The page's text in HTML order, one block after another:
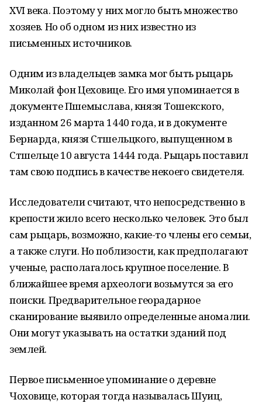
XVI века. Поэтому у них могло быть множество
хозяев. Но об одном из них известно из
письменных источников.
Одним из владельцев замка мог быть рыцарь
Миколай фон Цеховице. Его имя упоминается в
документе Пшемыслава, князя Тошекского,
изданном 26 марта 1440 года, и в документе
Бернарда, князя Стшельцкого, выпущенном в
Стшельце 10 августа 1444 года. Рыцарь поставил
там свою подпись в качестве некоего свидетеля.
Исследователи считают, что непосредственно в
крепости жило всего несколько человек. Это был
сам рыцарь, возможно, какие-то члены его семьи,
а также слуги. Но поблизости, как предполагают
ученые, располагалось крупное поселение. В
ближайшее время археологи возьмутся за его
поиски. Предварительное георадарное
сканирование выявило определенные аномалии.
Они могут указывать на остатки зданий под
землей.
Первое письменное упоминание о деревне
Чоховице, которая тогда называлась Шуиц,